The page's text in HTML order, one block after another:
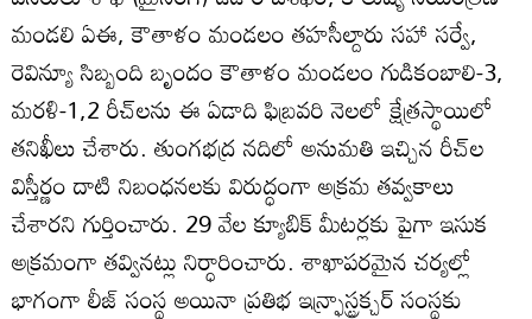
మండలి ఏఈ, కౌతాళం మండలం తహసీల్దారు సహా సర్వే,
రెవిన్యూ సిబ్బంది బృందం కౌతాళం మండలం గుడికంబాలి-3,
మరళి-1,2 రీచ్‌లను ఈ ఏడాది ఫిబ్రవరి నెలలో క్షేత్రస్థాయిలో
తనిఖీలు చేశారు. తుంగభద్ర నదిలో అనుమతి ఇచ్చిన రీచ్‌ల
విస్తీర్ణం దాటి నిబంధనలకు విరుద్ధంగా అక్రమ తవ్వకాలు
చేశారని గుర్తించారు. 29 వేల క్యూబిక్‌ మీటర్లకు పైగా ఇసుక
అక్రమంగా తవ్వినట్లు నిర్ధారించారు. శాఖాపరమైన చర్యల్లో
భాగంగా లీజ్‌ సంస్థ అయినా ప్రతిభ ఇన్ర్ఫాస్ట్రక్చర్‌ సంస్థకు